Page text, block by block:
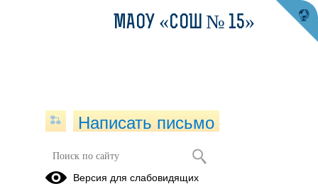
Наставничество
МАОУ «СОШ № 15»
Написать письмо
Версия для слабовидящих